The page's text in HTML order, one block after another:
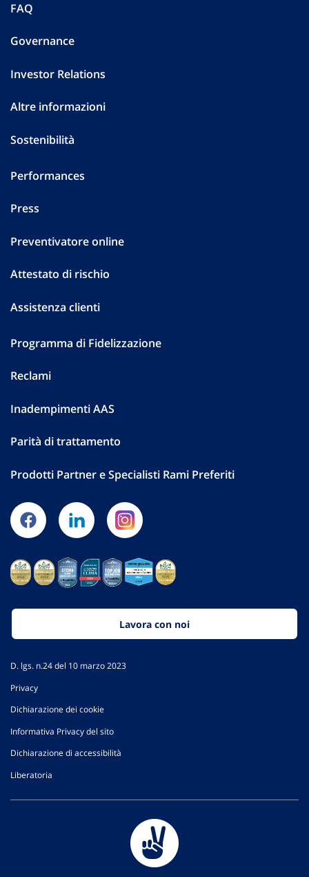
FAQ
Governance
Investor Relations
Altre informazioni
Sostenibilità
Performances
Press
Preventivatore online
Attestato di rischio
Assistenza clienti
Programma di Fidelizzazione
Reclami
Inadempimenti AAS
Parità di trattamento
Prodotti Partner e Specialisti Rami Preferiti
Lavora con noi
D. lgs. n.24 del 10 marzo 2023
Privacy
Dichiarazione dei cookie
Informativa Privacy del sito
Dichiarazione di accessibilità
Liberatoria